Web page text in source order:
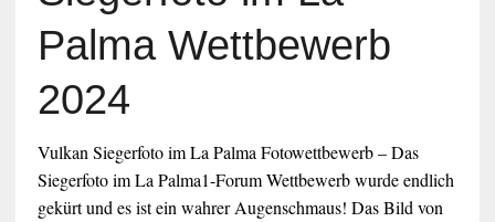
Palma Wettbewerb
2024
Vulkan Siegerfoto im La Palma Fotowettbewerb – Das
Siegerfoto im La Palma1-Forum Wettbewerb wurde endlich
gekürt und es ist ein wahrer Augenschmaus! Das Bild von